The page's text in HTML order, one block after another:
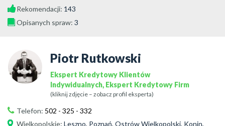
Rekomendacji: 143
Opisanych spraw: 3
Piotr Rutkowski
Ekspert Kredytowy Klientów
Indywidualnych, Ekspert Kredytowy Firm
(kliknij zdjęcie – zobacz profil eksperta)
Telefon: 502 - 325 - 332
Wielkopolskie: Leszno, Poznań, Ostrów Wielkopolski, Konin,